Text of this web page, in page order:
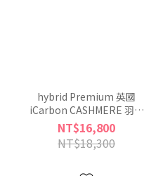
hybrid Premium 英國
iCarbon CASHMERE 羽量
秒收雙向推車 -多款可選
NT$16,800
NT$18,300